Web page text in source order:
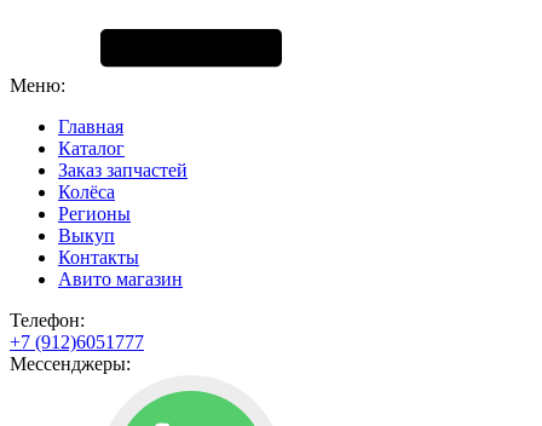
Меню:
Главная
Каталог
Заказ запчастей
Колёса
Регионы
Выкуп
Контакты
Авито магазин
Телефон:
+7 (912)6051777
Мессенджеры: